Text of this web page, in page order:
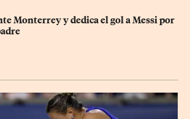
Monterrey y dedica el gol a Messi por